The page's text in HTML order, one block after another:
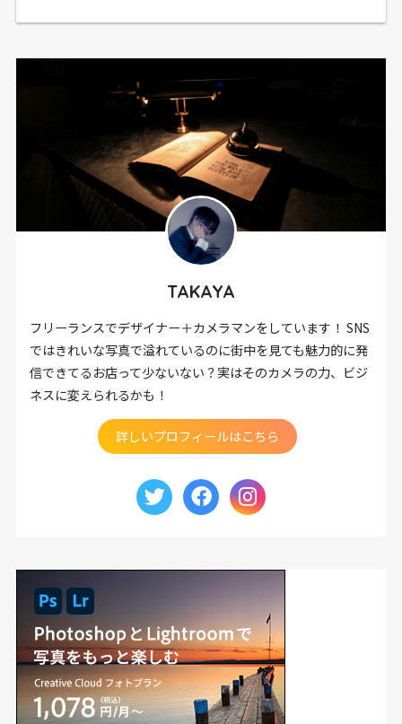
TAKAYA
フリーランスでデザイナー＋カメラマンをしています！ SNS
ではきれいな写真で溢れているのに街中を見ても魅力的に発
信できてるお店って少ないない？実はそのカメラの力、ビジ
ネスに変えられるかも！
詳しいプロフィールはこちら